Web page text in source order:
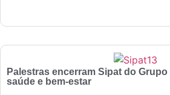
Palestras encerram Sipat do
saúde e bem-estar